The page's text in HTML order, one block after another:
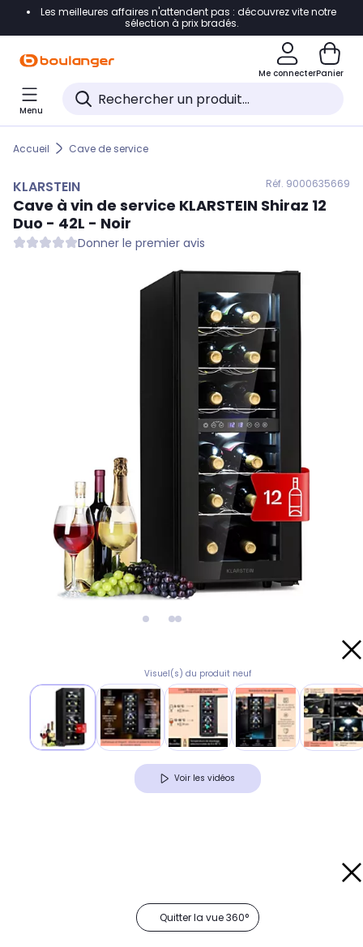
Accéder directement à la navigation
Accéder directement au pied de page
Accéder directement au chatbot
Les meilleures affaires n'attendent pas : découvrez vite notre
sélection à prix bradés.
Me connecterPanier
Menu
Accueil Cave de service
KLARSTEIN Réf. 9000635669
Cave à vin de service KLARSTEIN Shiraz 12
Duo - 42L - Noir
Donner le premier avis
Visuel(s) du produit neuf
Voir les vidéos
Quitter la vue 360°